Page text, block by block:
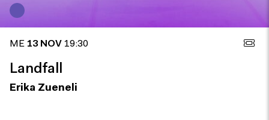
ME 13 NOV 19:30
Landfall
Erika Zueneli